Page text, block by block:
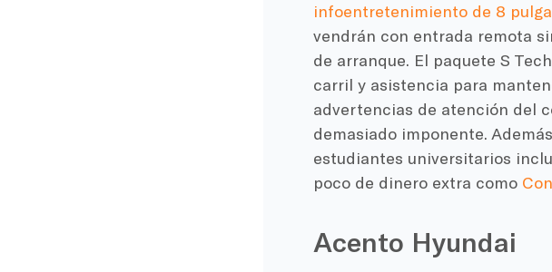
infoentretenimiento de 8
vendrán con entrada remota
de arranque. El paquete S
carril y asistencia para
advertencias de atención del
demasiado imponente.
estudiantes universitarios
poco de dinero extra como
Acento Hyundai